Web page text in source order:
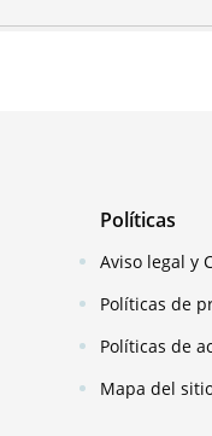
Políticas
Aviso legal y
Políticas de
Políticas de
Mapa del